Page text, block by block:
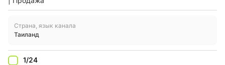
Страна, язык канала
Таиланд
1/24